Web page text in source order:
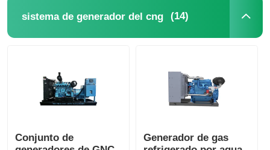
sistema de generador del cng (14)
Conjunto de
Generador de gas